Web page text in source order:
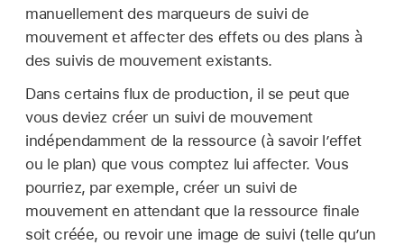
manuellement des marqueurs de suivi de
mouvement et affecter des effets ou des plans à
des suivis de mouvement existants.
Dans certains flux de production, il se peut que
vous deviez créer un suivi de mouvement
indépendamment de la ressource (à savoir l’effet
ou le plan) que vous comptez lui affecter. Vous
pourriez, par exemple, créer un suivi de
mouvement en attendant que la ressource finale
soit créée, ou revoir une image de suivi (telle qu’un